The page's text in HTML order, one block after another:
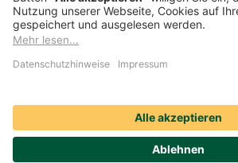
Cookie-Einstellungen
Datenschutz
Impressum
Streitbeilegung
Nutzungshinweise
Compliance
Social Media Icons sowie Verlinkungen, die
sind, führen auf externe Seiten. Die DEVK